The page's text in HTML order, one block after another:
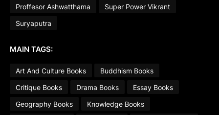
Proffesor Ashwatthama
Super Power Vikrant
Suryaputra
MAIN TAGS:
Art And Culture Books
Buddhism Books
Critique Books
Drama Books
Essay Books
Geography Books
Knowledge Books